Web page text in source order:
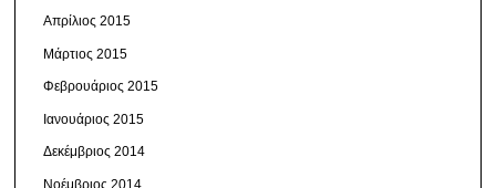
Απρίλιος 2015
Μάρτιος 2015
Φεβρουάριος 2015
Ιανουάριος 2015
Δεκέμβριος 2014
Νοέμβριος 2014